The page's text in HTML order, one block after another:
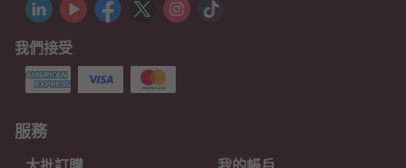
我們接受
服務